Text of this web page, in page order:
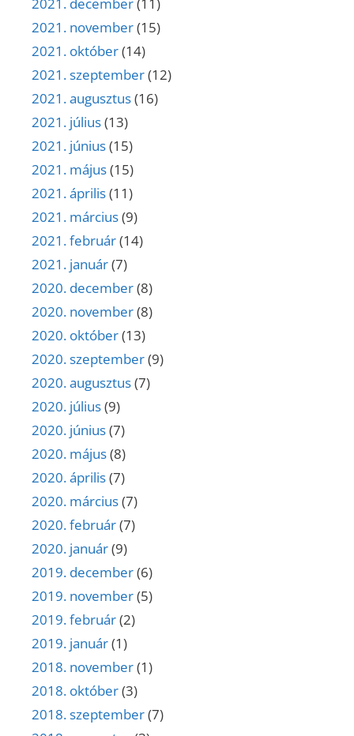
2021. november(15)
2021. október(14)
2021. szeptember(12)
2021. augusztus(16)
2021. július(13)
2021. június(15)
2021. május(15)
2021. április(11)
2021. március(9)
2021. február(14)
2021. január(7)
2020. december(8)
2020. november(8)
2020. október(13)
2020. szeptember(9)
2020. augusztus(7)
2020. július(9)
2020. június(7)
2020. május(8)
2020. április(7)
2020. március(7)
2020. február(7)
2020. január(9)
2019. december(6)
2019. november(5)
2019. február(2)
2019. január(1)
2018. november(1)
2018. október(3)
2018. szeptember(7)